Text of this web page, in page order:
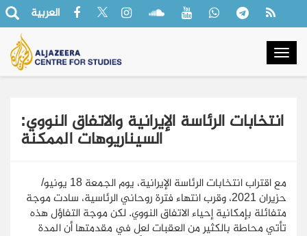
العربية
انتخابات الرئاسة الإيرانية والاتفاق النووي:
السيناريوهات الممكنة
مع اقتراب انتخابات الرئاسة الإيرانية، يوم الجمعة 18 يونيو/
حزيران 2021، وقرب انتهاء فترة روحاني الرئاسية، سادت موجة
متفائلة بإمكانية إحياء الاتفاق النووي. لكن موجة التفاؤل هذه
تأتي محاطة بالكثير من العقبات لعل في مقدمتها أن المدة